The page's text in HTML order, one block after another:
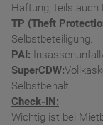
Haftung, teils auch
TP (Theft
Selbstbeteiligung.
PAI:
SuperCDW:
Selbstbehalt.
Check-IN:
Wichtig ist bei